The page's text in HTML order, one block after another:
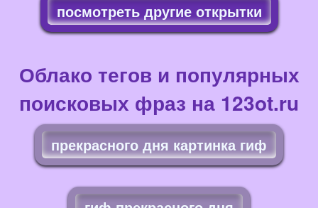
посмотреть другие открытки
Облако тегов и популярных
поисковых фраз на 123ot.ru
прекрасного дня картинка гиф